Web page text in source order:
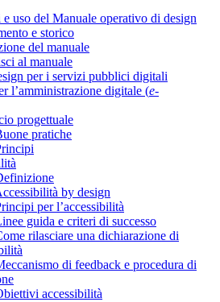
e uso del Manuale operativo di design
e storico
del manuale
al manuale
per i servizi pubblici digitali
l’amministrazione digitale (e-
progettuale
pratiche
by design
per l’accessibilità
guida e criteri di successo
rilasciare una dichiarazione di
di feedback e procedura di
accessibilità